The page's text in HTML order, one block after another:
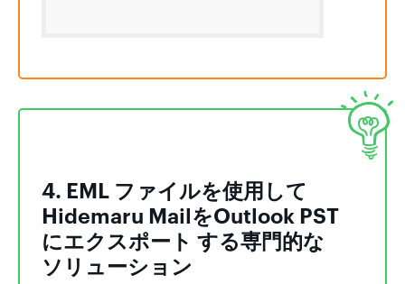
4. EML ファイルを使用して
Hidemaru MailをOutlook PST
にエクスポート する専門的な
ソリューション